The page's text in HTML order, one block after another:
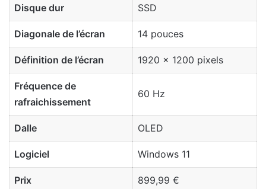
Disque dur SSD
Diagonale de l’écran 14 pouces
Définition de l’écran 1920 x 1200 pixels
Fréquence de
rafraichissement
60 Hz
Dalle OLED
Logiciel Windows 11
Prix 899,99 €